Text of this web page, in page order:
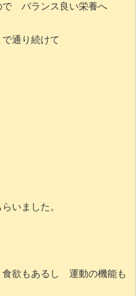
で バランス良い栄養へ
通り続けて
いました。
欲もあるし 運動の機能も